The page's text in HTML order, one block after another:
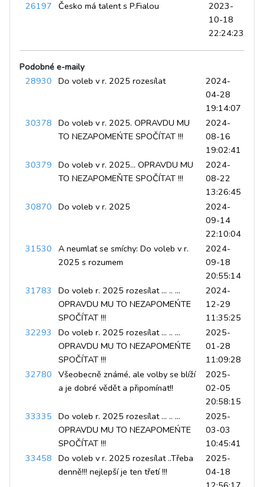
26197 Česko má talent s P.Fialou
2023-
10-18
22:24:23
Podobné e-maily
28930 Do voleb v r. 2025 rozesílat
2024-
04-28
19:14:07
30378 Do voleb v r. 2025. OPRAVDU MU
TO NEZAPOMEŃTE SPOČÍTAT !!!
2024-
08-16
19:02:41
30379 Do voleb v r. 2025... OPRAVDU MU
TO NEZAPOMEŇTE SPOČÍTAT !!!
2024-
08-22
13:26:45
30870 Do voleb v r. 2025
2024-
09-14
22:10:04
31530 A neumlať se smíchy: Do voleb v r.
2025 s rozumem
2024-
09-18
20:55:14
31783
Do voleb r. 2025 rozesílat ... .. ...
OPRAVDU MU TO NEZAPOMEŃTE
SPOČÍTAT !!!
2024-
12-29
11:35:25
32293
Do voleb r. 2025 rozesílat ... .. ...
OPRAVDU MU TO NEZAPOMEŃTE
SPOČÍTAT !!!
2025-
01-28
11:09:28
32780 Všeobecně známé, ale volby se blíží
a je dobré vědět a připomínat!!
2025-
02-05
20:58:15
33335 Do voleb r. 2025 rozesílat ... .. ...
OPRAVDU MU TO NEZAPOMEŃTE
SPOČÍTAT !!!
2025-
03-03
10:45:41
33458 Do voleb v r. 2025 rozesílat ..Třeba
denně!!! nejlepší je ten třetí !!!
2025-
04-18